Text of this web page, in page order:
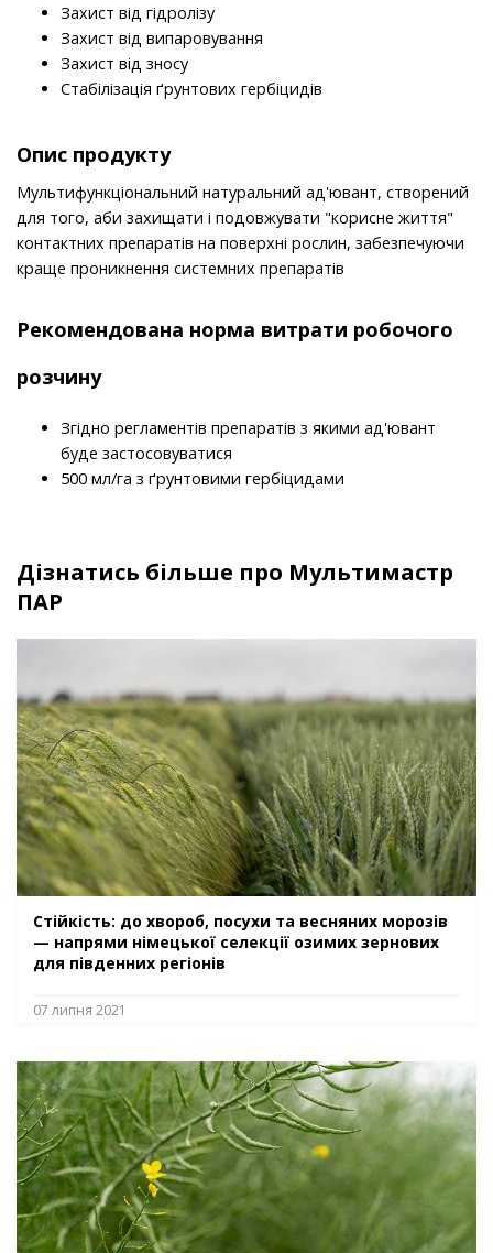
Захист від гідролізу
Захист від випаровування
Захист від зносу
Стабілізація ґрунтових гербіцидів
Опис продукту
Мультифункціональний натуральний ад'ювант, створений
для того, аби захищати і подовжувати "корисне життя"
контактних препаратів на поверхні рослин, забезпечуючи
краще проникнення системних препаратів
Рекомендована норма витрати робочого
розчину
Згідно регламентів препаратів з якими ад'ювант
буде застосовуватися
500 мл/га з ґрунтовими гербіцидами
Дізнатись більше про Мультимастр
ПАР
Стійкість: до хвороб, посухи та весняних морозів
— напрями німецької селекції озимих зернових
для південних регіонів
07 липня 2021